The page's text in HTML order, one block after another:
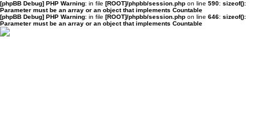
[phpBB Debug] PHP Warning: in file [ROOT]/phpbb/session.php on line 590: sizeof():
Parameter must be an array or an object that implements Countable
[phpBB Debug] PHP Warning: in file [ROOT]/phpbb/session.php on line 646: sizeof():
Parameter must be an array or an object that implements Countable